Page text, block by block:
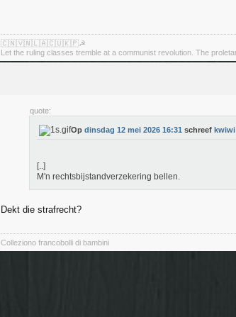
🇨🇳🇻🇳🇱🇦🇨🇺🇰🇵☭
Let the ruling classes tremble at a communist revolution. The
quote:
Op dinsdag 12 mei 2026 16:31 schreef kwiwi
[..]
M'n rechtsbijstandverzekering bellen.
Dekt die strafrecht?
Colleziono francobolli di bambini